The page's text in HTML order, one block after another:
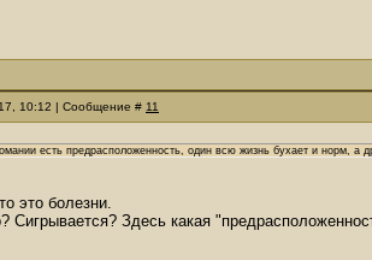
10:12 | Сообщение # 11
есть предрасположенность, один всю жизнь бухает и норм, а
это болезни.
Сигрывается? Здесь какая